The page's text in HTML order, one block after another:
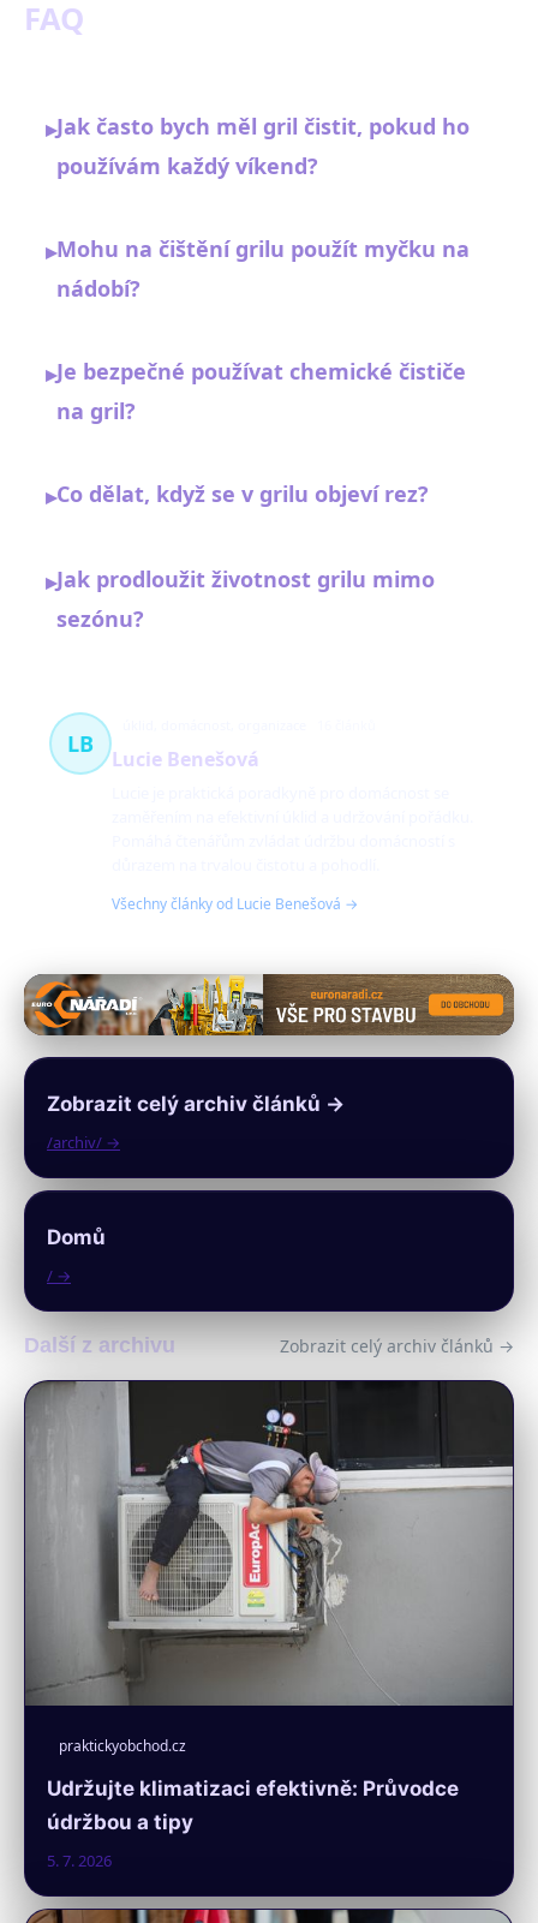
FAQ
▸Jak často bych měl gril čistit, pokud ho
používám každý víkend?
▸Mohu na čištění grilu použít myčku na
nádobí?
▸Je bezpečné používat chemické čističe
na gril?
▸Co dělat, když se v grilu objeví rez?
▸Jak prodloužit životnost grilu mimo
sezónu?
LB
Lucie Benešová
Všechny články od Lucie Benešová →
Zobrazit celý archiv článků →
/archiv/ →
Domů
/ →
Další z archivu Zobrazit celý archiv článků →
praktickyobchod.cz
Udržujte klimatizaci efektivně: Průvodce
údržbou a tipy
5. 7. 2026